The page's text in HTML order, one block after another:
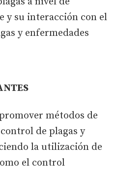
y su interacción con el
y enfermedades
métodos de
de plagas y
la utilización de
el control